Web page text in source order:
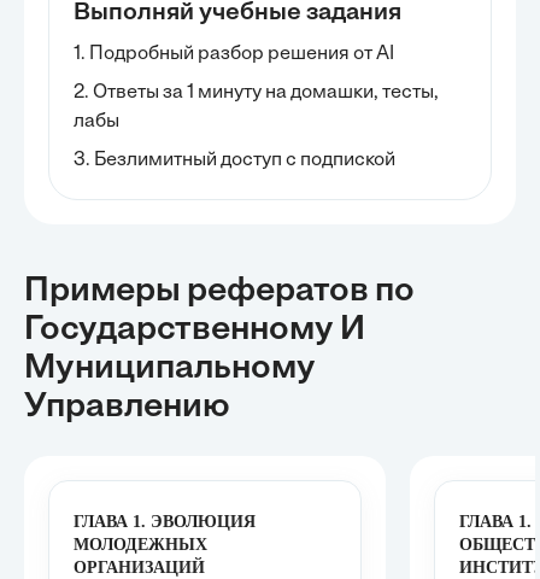
Выполняй учебные задания
1. Подробный разбор решения от AI
2. Ответы за 1 минуту на домашки, тесты,
лабы
3. Безлимитный доступ с подпиской
Примеры рефератов по
Государственному И
Муниципальному
Управлению
ГЛАВА 1. ЭВОЛЮЦИЯ
МОЛОДЕЖНЫХ
ОРГАНИЗАЦИЙ
ГЛАВА